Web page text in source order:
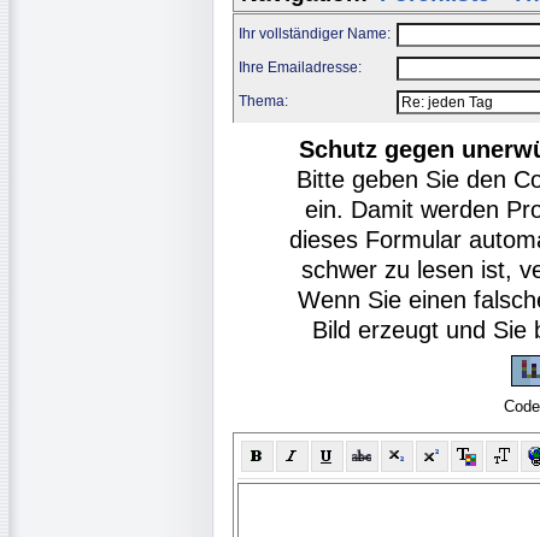
Ihr vollständiger Name:
Ihre Emailadresse:
Thema:
Schutz gegen
Bitte geben Sie den
ein. Damit werden
dieses Formular
schwer zu lesen ist,
Wenn Sie einen
Bild erzeugt und Sie